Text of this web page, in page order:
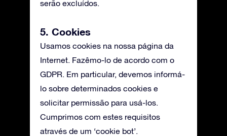
serão excluídos.
5. Cookies
Usamos cookies na nossa página da
Internet. Fazêmo-lo de acordo com o
GDPR. Em particular, devemos informá-
lo sobre determinados cookies e
solicitar permissão para usá-los.
Cumprimos com estes requisitos
através de um ‘cookie bot’.